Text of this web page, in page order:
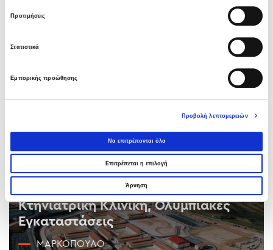
Προτιμήσεις
Στατιστικά
Εμπορικής προώθησης
Προβολή λεπτομερειών
Να επιτρέπονται όλα
Επιτρέπεται η επιλογή
Άρνηση
Κτηνιατρική Κλινική, Ολυμπιακές
Εγκαταστάσεις
ΜΑΡΚΌΠΟΥΛΟ